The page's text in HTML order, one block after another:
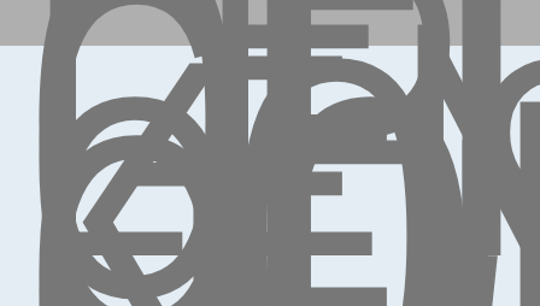
Contact
info@touringcarselect.be
Koning Albert II-laan 4, B12